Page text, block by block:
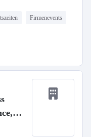
Firmenevents